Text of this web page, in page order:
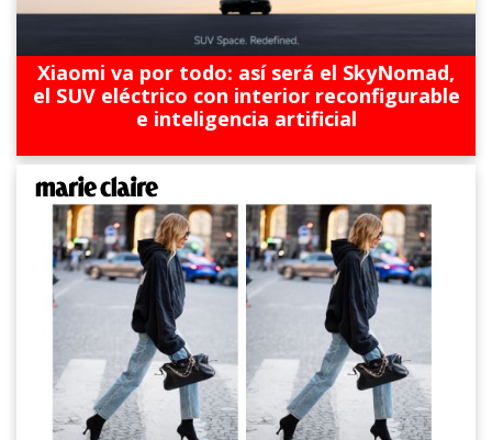
Xiaomi va por todo: así será el SkyNomad,
el SUV eléctrico con interior reconfigurable
e inteligencia artificial